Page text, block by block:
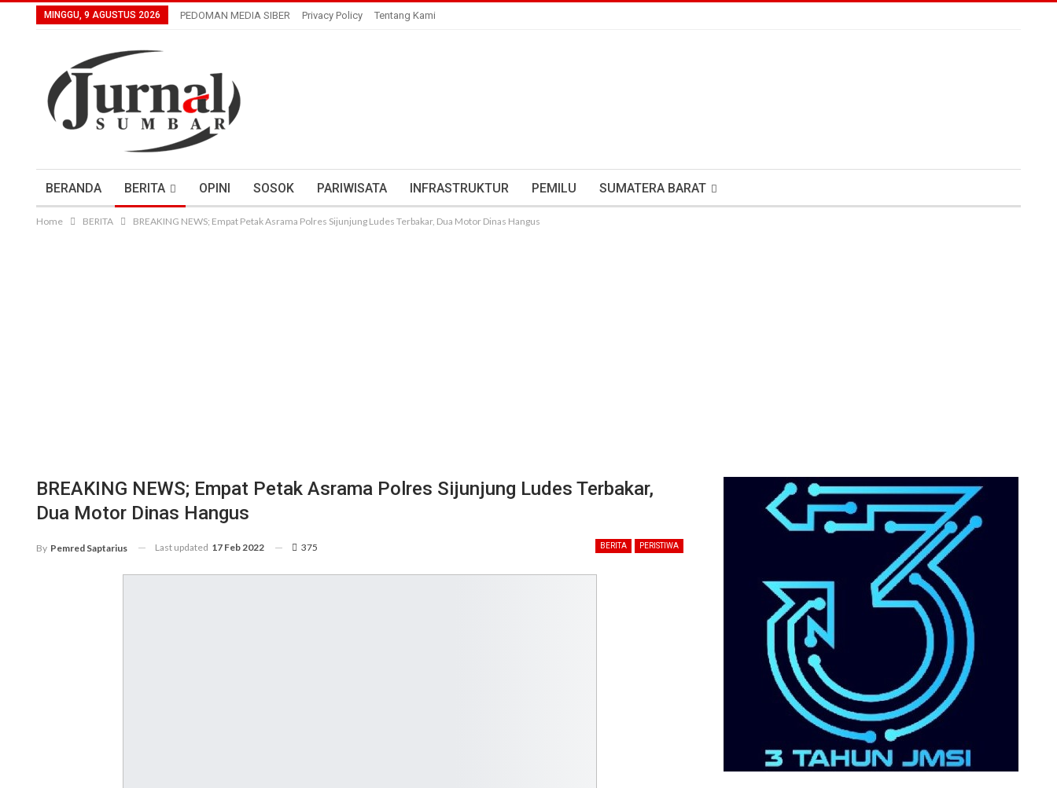
MINGGU, 9 AGUSTUS 2026 PEDOMAN MEDIA SIBER Privacy Policy Tentang Kami
BERANDA BERITA OPINI SOSOK PARIWISATA INFRASTRUKTUR PEMILU SUMATERA BARAT
Home BERITA BREAKING NEWS; Empat Petak Asrama Polres Sijunjung Ludes Terbakar, Dua Motor Dinas Hangus
BREAKING NEWS; Empat Petak Asrama Polres Sijunjung Ludes Terbakar,
Dua Motor Dinas Hangus
BERITA PERISTIWA
By Pemred Saptarius Last updated 17 Feb 2022 375